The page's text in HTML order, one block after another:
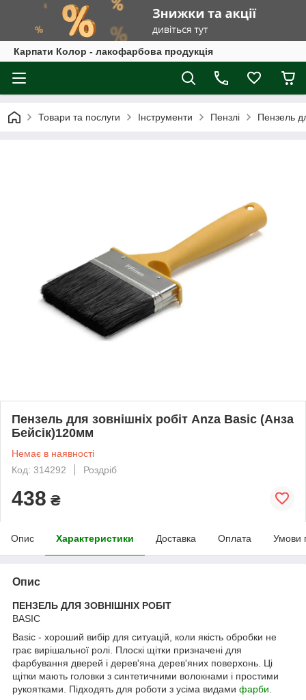
Карпати Колор - лакофарбова продукція
Товари та послуги Інструменти Пензлі Пензель
Пензель для зовнішніх робіт Anza Basic (Анза
Бейсік)120мм
Немає в наявності
Код: 314292
Роздріб
438 ₴
Опис Характеристики Доставка Оплата Умови
Опис
ПЕНЗЕЛЬ ДЛЯ ЗОВНІШНІХ РОБІТ
BASIC
Basic - хороший вибір для ситуацій, коли якість обробки не
грає вирішальної ролі. Плоскі щітки призначені для
фарбування дверей і дерев'яна дерев'яних поверхонь. Ці
щітки мають головки з синтетичними волокнами і простими
рукоятками. Підходять для роботи з усіма видами фарби